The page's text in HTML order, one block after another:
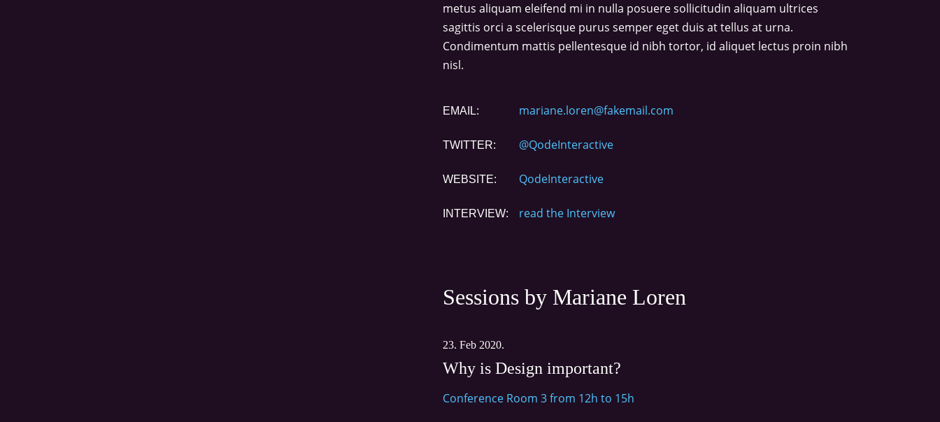
metus aliquam eleifend mi in nulla posuere sollicitudin aliquam ultrices
sagittis orci a scelerisque purus semper eget duis at tellus at urna.
Condimentum mattis pellentesque id nibh tortor, id aliquet lectus proin nibh
nisl.
EMAIL: mariane.loren@fakemail.com
TWITTER: @QodeInteractive
WEBSITE: QodeInteractive
INTERVIEW: read the Interview
Sessions by Mariane Loren
23. Feb 2020.
Why is Design important?
Conference Room 3 from 12h to 15h